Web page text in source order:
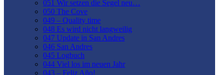
051 Wir setzen die Segel neu…
050 The Cove
049 – Quality time
048 Es wird nicht langweilig
047 Update in San Andres
046 San Andres
045 Logbuch
044 Viel los im neuen Jahr
043 – Feliz Año!